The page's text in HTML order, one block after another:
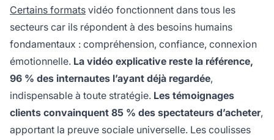
Certains formats vidéo fonctionnent dans tous les
secteurs car ils répondent à des besoins humains
fondamentaux : compréhension, confiance, connexion
émotionnelle. La vidéo explicative reste la référence,
96 % des internautes l’ayant déjà regardée,
indispensable à toute stratégie. Les témoignages
clients convainquent 85 % des spectateurs d’acheter,
apportant la preuve sociale universelle. Les coulisses